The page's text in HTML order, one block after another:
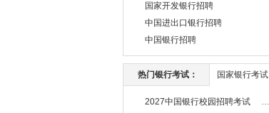
国家开发银行招聘
中国进出口银行招聘
中国银行招聘
热门银行考试： 国家银行考试
2027中国银行校园招聘考试